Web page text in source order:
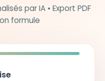
par IA • Export PDF
formule